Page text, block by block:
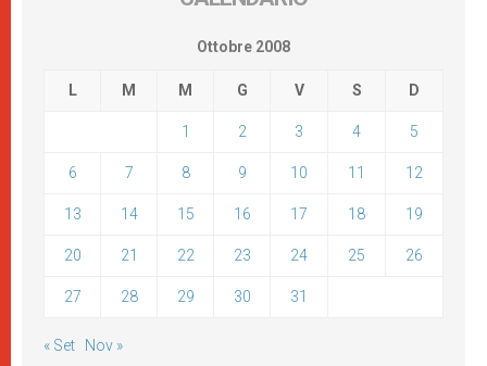
Ottobre 2008
L M M G V S D
1 2 3 4 5
6 7 8 9 10 11 12
13 14 15 16 17 18 19
20 21 22 23 24 25 26
27 28 29 30 31
« Set Nov »